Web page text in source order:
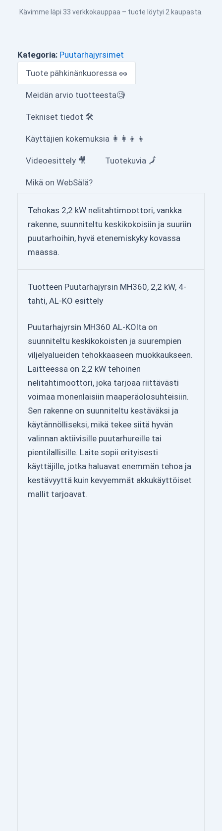
Kävimme läpi 33 verkkokauppaa – tuote löytyi 2 kaupasta.
Kategoria: Puutarhajyrsimet
Tuote pähkinänkuoressa 🥜
Meidän arvio tuotteesta🧐
Tekniset tiedot 🛠
Käyttäjien kokemuksia 👩‍👩‍👦‍👦
Videoesittely 🎥 Tuotekuvia 🗾
Mikä on WebSälä?
Tehokas 2,2 kW nelitahtimoottori, vankka
rakenne, suunniteltu keskikokoisiin ja suuriin
puutarhoihin, hyvä etenemiskyky kovassa
maassa.
Tuotteen Puutarhajyrsin MH360, 2,2 kW, 4-
tahti, AL-KO esittely
Puutarhajyrsin MH360 AL-KOlta on
suunniteltu keskikokoisten ja suurempien
viljelyalueiden tehokkaaseen muokkaukseen.
Laitteessa on 2,2 kW tehoinen
nelitahtimoottori, joka tarjoaa riittävästi
voimaa monenlaisiin maaperäolosuhteisiin.
Sen rakenne on suunniteltu kestäväksi ja
käytännölliseksi, mikä tekee siitä hyvän
valinnan aktiivisille puutarhureille tai
pientilallisille. Laite sopii erityisesti
käyttäjille, jotka haluavat enemmän tehoa ja
kestävyyttä kuin kevyemmät akkukäyttöiset
mallit tarjoavat.